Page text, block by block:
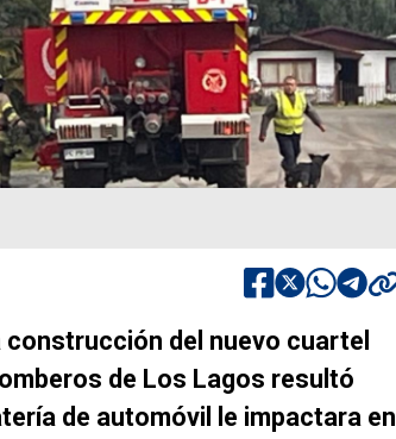
del nuevo cuartel
de Los Lagos resultó
de automóvil le impactara en